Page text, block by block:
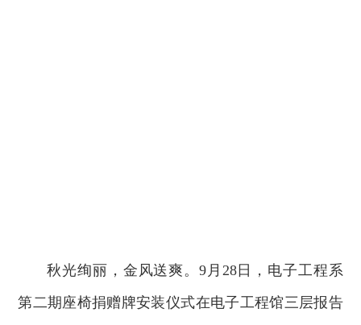
秋光绚丽，金风送爽。9月28日，电子工程系
第二期座椅捐赠牌安装仪式在电子工程馆三层报告